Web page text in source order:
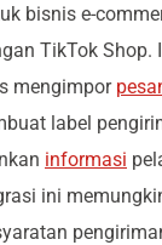
bisnis e-
TikTok Shop.
mengimpor
label
informasi
ini